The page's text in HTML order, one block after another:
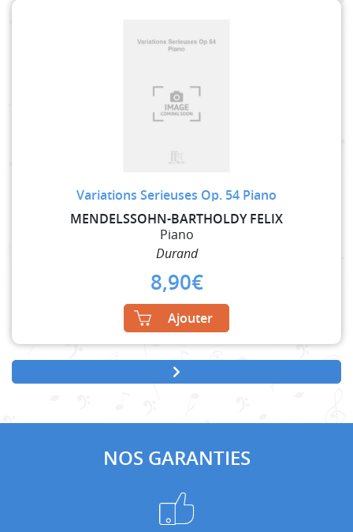
Variations Serieuses Op. 54 Piano
MENDELSSOHN-BARTHOLDY FELIX
Piano
Durand
8,90€
Ajouter
NOS GARANTIES